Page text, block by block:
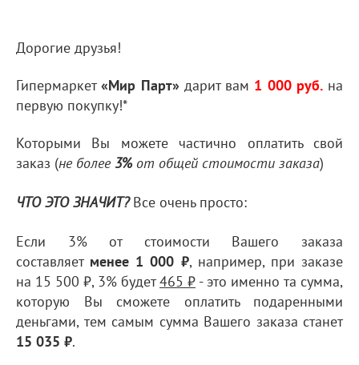
Дорогие друзья!
Гипермаркет«Мир Парт» дарит вам 1 000 руб.на
первую покупку!*
Которыми Вы можете частично оплатить свой
заказ (не более3% от общей стоимости заказа)
ЧТО ЭТО ЗНАЧИТ?Все очень просто:
Если 3% от стоимости Вашего заказа
составляет менее 1 000 ₽, например, при заказе
на 15 500 ₽, 3% будет465 ₽ - это именно та сумма,
которую Вы сможете оплатить подаренными
деньгами, тем самым сумма Вашего заказа станет
15 035 ₽.